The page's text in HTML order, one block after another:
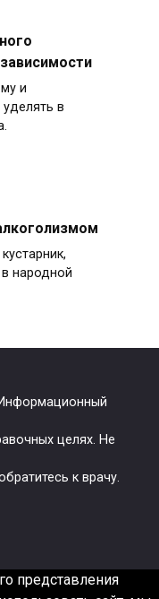
и
в
народной
целях. Не
к врачу.
представления